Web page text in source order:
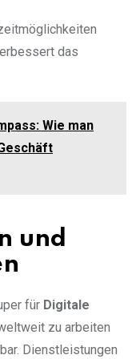
das
Wie man
und
für Digitale
zu arbeiten
Dienstleistungen